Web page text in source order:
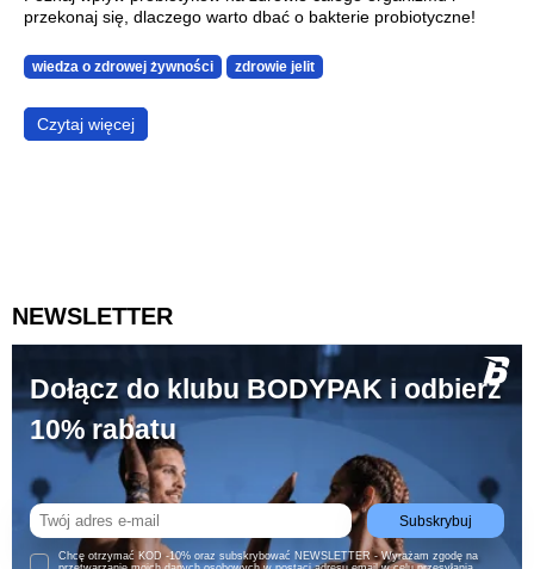
przekonaj się, dlaczego warto dbać o bakterie probiotyczne!
wiedza o zdrowej żywności zdrowie jelit
Czytaj więcej
NEWSLETTER
Dołącz do klubu BODYPAK i odbierz
10% rabatu
Subskrybuj
Chcę otrzymać KOD -10% oraz subskrybować NEWSLETTER - Wyrażam zgodę na